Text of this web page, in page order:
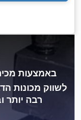
לשווק מכונות
רבה יותר